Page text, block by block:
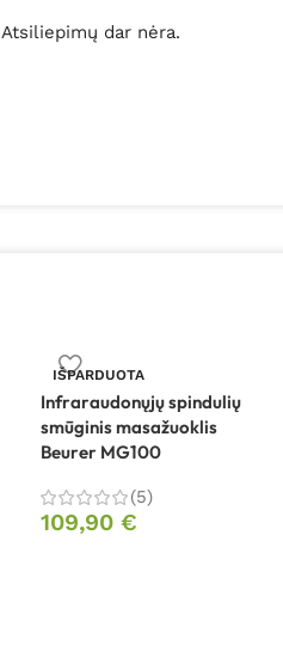
Atsiliepimų dar nėra.
IŠPARDUOTA
Infraraudonųjų spindulių
smūginis masažuoklis
Beurer MG100
(5)
109,90 €